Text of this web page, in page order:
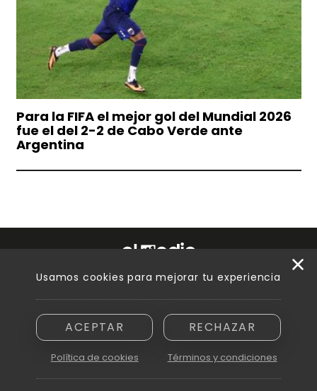
Para la FIFA el mejor gol del Mundial 2026
fue el del 2-2 de Cabo Verde ante
Argentina
Razón social: Innovamedia S. A. - CUIT asignada: 30-71894810-6
Domicilio: Peatonal Sarmiento 250, piso 6.º, oficina B - Ciudad de
Mendoza (5500)
Usamos cookies para mejorar tu experiencia
ACEPTAR RECHAZAR
Política de cookies Términos y condiciones